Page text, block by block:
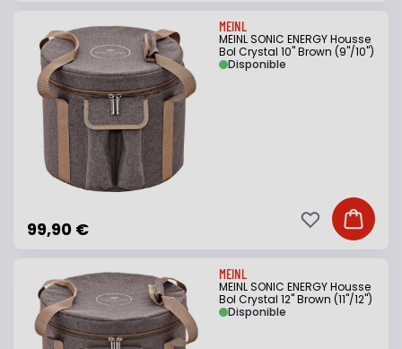
MEINL
MEINL SONIC ENERGY Housse
Bol Crystal 10" Brown (9"/10")
99,90 €
Disponible
Ajouter
Ajouter à ma
MEINL
MEINL SONIC ENERGY Housse
Bol Crystal 12" Brown (11"/12")
Disponible